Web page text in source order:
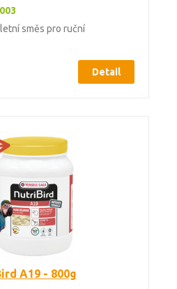
směs pro ruční
Detail
A19 - 800g